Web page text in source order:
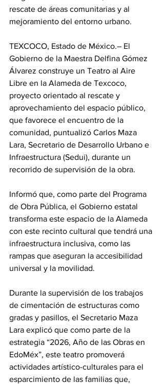
rescate de áreas comunitarias y al
mejoramiento del entorno urbano.
TEXCOCO, Estado de México.– El
Gobierno de la Maestra Delfina Gómez
Álvarez construye un Teatro al Aire
Libre en la Alameda de Texcoco,
proyecto orientado al rescate y
aprovechamiento del espacio público,
que favorece el encuentro de la
comunidad, puntualizó Carlos Maza
Lara, Secretario de Desarrollo Urbano e
Infraestructura (Sedui), durante un
recorrido de supervisión de la obra.
Informó que, como parte del Programa
de Obra Pública, el Gobierno estatal
transforma este espacio de la Alameda
con este recinto cultural que tendrá una
infraestructura inclusiva, como las
rampas que aseguran la accesibilidad
universal y la movilidad.
Durante la supervisión de los trabajos
de cimentación de estructuras como
gradas y pasillos, el Secretario Maza
Lara explicó que como parte de la
estrategia “2026, Año de las Obras en
EdoMéx”, este teatro promoverá
actividades artístico-culturales para el
esparcimiento de las familias que,